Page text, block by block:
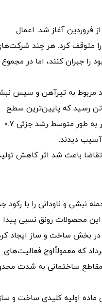
فروردین آغاز شد. اعمال
متوقف کرد. هر چند
را جبران کنند، اما در مجموع
مربوط به تیرآهن و سپس
در این مدت، تولید نبشی و ناودانی با افت 5.4 درصدی به حدود 297 هزار تن رسید که پایین‌ترین سطح
تولید در پنج سال اخیر است. این کاهش ظرفیت تولید در حالی رخ داد که کل تولید فولاد کشور به طور متوسط رشد جزئی 0.7
دیدند.
باعث شد اثر کاهش
نبشی و ناودانی را با رکود
محصولات رونق نسبی پیدا
در بخش ساخت‌ و ساز ایجاد
که معمولاًاوج فعالیت‌های
ساختمانی به شدت
ماده اولیه کلیدی ساخت و